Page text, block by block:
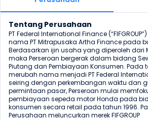
Tentang Perusahaan
PT Federal International Finance
nama PT Mitrapusaka Artha Finance pada
Berdasarkan ijin usaha yang diperoleh dari
maka Perseroan bergerak dalam bidang
Piutang dan Pembiayaan Konsumen. Pada
merubah nama menjadi PT Federal
seiring dengan perkembangan waktu dan
permintaan pasar, Perseroan mulai
pembiayaan sepeda motor Honda pada
konsumen secara retail pada tahun 1996.
Perusahaan meluncurkan merek FIFGROUP